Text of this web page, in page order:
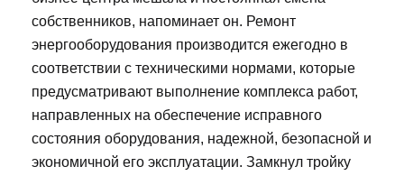
собственников, напоминает он. Ремонт
энергооборудования производится ежегодно в
соответствии с техническими нормами, которые
предусматривают выполнение комплекса работ,
направленных на обеспечение исправного
состояния оборудования, надежной, безопасной и
экономичной его эксплуатации. Замкнул тройку